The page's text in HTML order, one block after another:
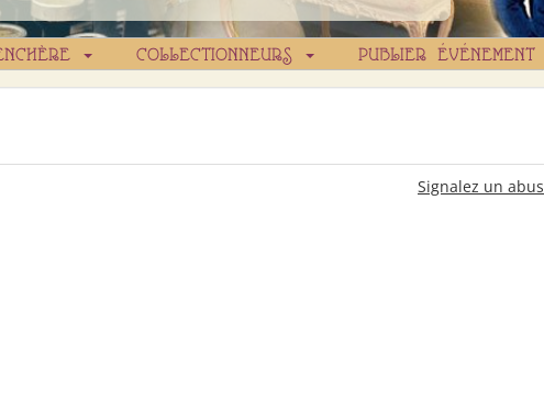
COLLECTIONNEURS PUBLIER ÉVÉNEMENT
Signalez un abus